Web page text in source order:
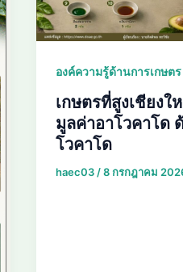
องค์ความรู้ด้านการเกษตร
เกษตรที่สูงเชียงใ
มูลค่าอาโวคาโด
โวคาโด
haec03 /8 กรกฎาคม